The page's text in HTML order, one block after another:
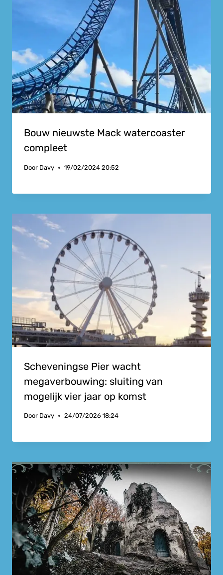
Bouw nieuwste Mack watercoaster
compleet
Door Davy 19/02/2024 20:52
Scheveningse Pier wacht
megaverbouwing: sluiting van
mogelijk vier jaar op komst
Door Davy 24/07/2026 18:24